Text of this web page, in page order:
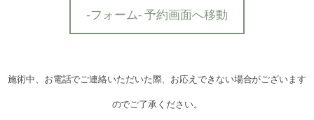
-フォーム- 予約画面へ移動
施術中、お電話でご連絡いただいた際、お応えできない場合がございます
のでご了承ください。